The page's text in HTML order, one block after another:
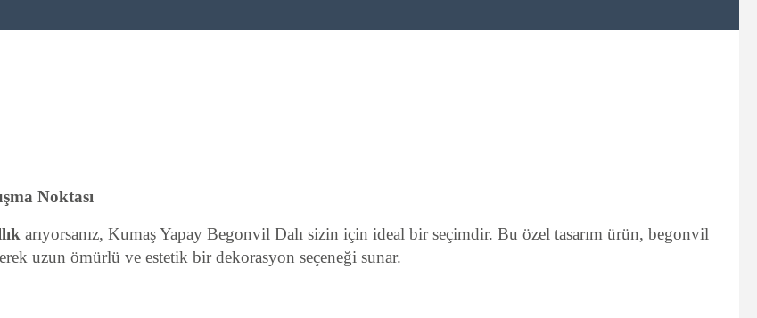
Noktası
arıyorsanız, Kumaş Yapay Begonvil Dalı sizin için ideal bir seçimdir. Bu özel tasarım ürün, begonvil
uzun ömürlü ve estetik bir dekorasyon seçeneği sunar.